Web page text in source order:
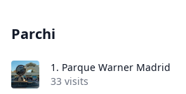
Parchi
1. Parque Warner Madrid
33 visits